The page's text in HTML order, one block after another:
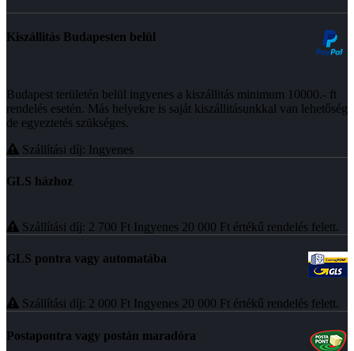
Kiszállitás Budapesten belül
Budapest területén belül ingyenes a kiszállitás minimum 10000.- ft
rendelés esetén. Más helyekre is saját kiszállitásunkkal van lehetőség
de egyeztetés szükséges.
Szállítási díj: Ingyenes
GLS házhoz
Szállítási díj: 2 700 Ft Ingyenes 20 000 Ft értékű rendelés felett.
GLS pontra vagy automatába
Szállítási díj: 2 000 Ft Ingyenes 20 000 Ft értékű rendelés felett.
Postapontra vagy postán maradóra